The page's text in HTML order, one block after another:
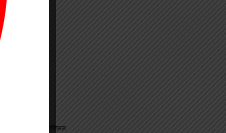
जानिए अपना राशिफल